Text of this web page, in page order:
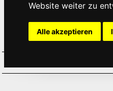
Website weiter zu
Alle akzeptieren